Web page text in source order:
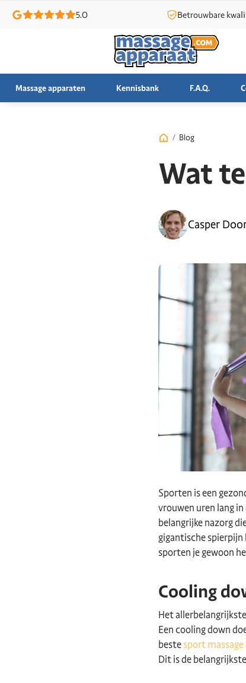
5.0 Betrouwbare
Massage apparaten Kennisbank F.A.Q.
/ Blog
Wat
Casper
Sporten is een
vrouwen uren lang
belangrijke nazorg
gigantische spierpijn
sporten je gewoon
Cooling
Het
Een cooling down
bestesport massage
Dit is de